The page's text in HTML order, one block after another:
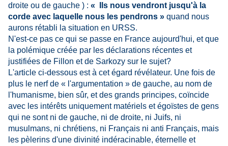
droite ou de gauche ) : « Ils nous vendront jusqu'à la
corde avec laquelle nous les pendrons » quand nous
aurons rétabli la situation en URSS.
N'est-ce pas ce qui se passe en France aujourd'hui, et que
la polémique créée par les déclarations récentes et
justifiées de Fillon et de Sarkozy sur le sujet?
L'article ci-dessous est à cet égard révélateur. Une fois de
plus le nerf de « l'argumentation » de gauche, au nom de
l'humanisme, bien sûr, et des grands principes, coïncide
avec les intérêts uniquement matériels et égoïstes de gens
qui ne sont ni de gauche, ni de droite, ni Juifs, ni
musulmans, ni chrétiens, ni Français ni anti Français, mais
les pèlerins d'une divinité indéracinable, éternelle et